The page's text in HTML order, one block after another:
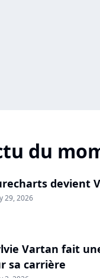
du
devient
29, 2026
Vartan fait
sa carrière